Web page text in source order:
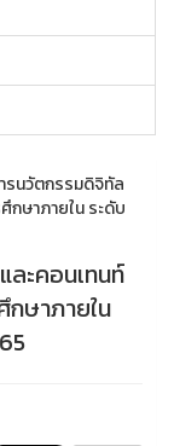
รนวัตกรรมดิจิทัล
กษาภายใน ระดับ
ละคอนเทนท์
กษาภายใน